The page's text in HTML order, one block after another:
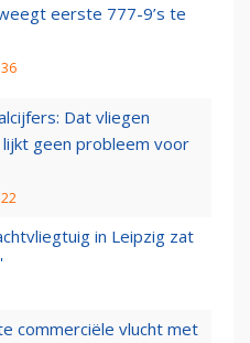
eerste 777-9’s te
Dat vliegen
geen probleem voor
in Leipzig zat
commerciële vlucht met